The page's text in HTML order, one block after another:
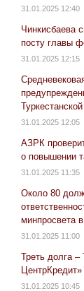
31.01.2025 12:40
Чинкисбаева
посту главы
31.01.2025 12:15
31.01.2025 12:05
АЗРК
о повышении
31.01.2025 11:35
Около 80
минпросвета
31.01.2025 11:00
Треть долга
ЦентрКредит»
31.01.2025 10:45